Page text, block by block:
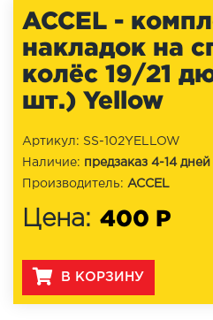
ACCEL -
накладок на
колёс 19/21
шт.) Yellow
Артикул: SS-102YELLOW
Наличие: предзаказ 4-14 дней
Производитель: ACCEL
Цена: 400 Р
В КОРЗИНУ